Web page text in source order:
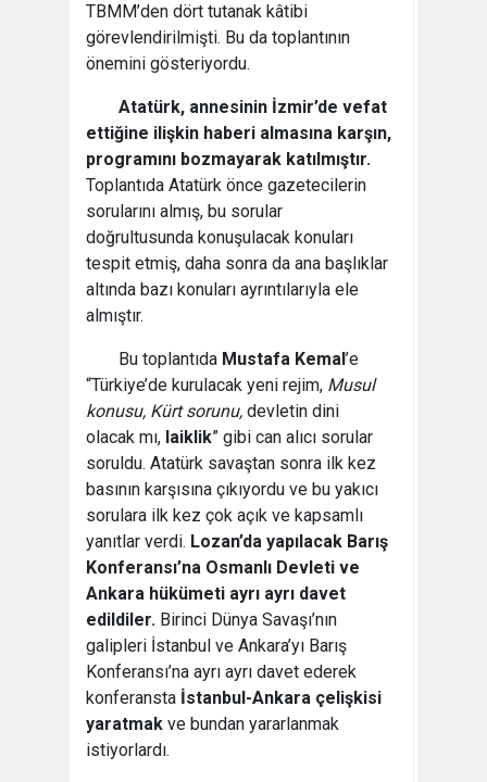
TBMM’den dört tutanak kâtibi
görevlendirilmişti. Bu da toplantının
önemini gösteriyordu.
Atatürk, annesinin İzmir’de vefat
ettiğine ilişkin haberi almasına karşın,
programını bozmayarak katılmıştır.
Toplantıda Atatürk önce gazetecilerin
sorularını almış, bu sorular
doğrultusunda konuşulacak konuları
tespit etmiş, daha sonra da ana başlıklar
altında bazı konuları ayrıntılarıyla ele
almıştır.
Bu toplantıda Mustafa Kemal’e
“Türkiye’de kurulacak yeni rejim, Musul
konusu, Kürt sorunu, devletin dini
olacak mı, laiklik” gibi can alıcı sorular
soruldu. Atatürk savaştan sonra ilk kez
basının karşısına çıkıyordu ve bu yakıcı
sorulara ilk kez çok açık ve kapsamlı
yanıtlar verdi. Lozan’da yapılacak Barış
Konferansı’na Osmanlı Devleti ve
Ankara hükümeti ayrı ayrı davet
edildiler. Birinci Dünya Savaşı’nın
galipleri İstanbul ve Ankara’yı Barış
Konferansı’na ayrı ayrı davet ederek
konferansta İstanbul-Ankara çelişkisi
yaratmak ve bundan yararlanmak
istiyorlardı.